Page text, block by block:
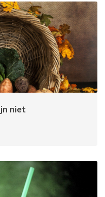
niet